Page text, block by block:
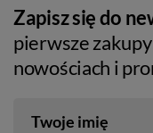
Zapisz się do
pierwsze
nowościach i
Twoje imię